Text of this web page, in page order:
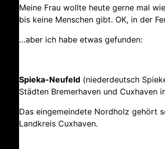
Meine Frau wollte heute gerne mal
bis keine Menschen gibt. OK, in der
…aber ich habe etwas gefunden:
Spieka-Neufeld (niederdeutsch
Städten Bremerhaven und Cuxhaven
Das eingemeindete Nordholz gehört
Landkreis Cuxhaven.